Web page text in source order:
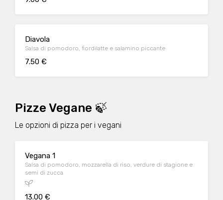
Diavola
Salsa di pomodoro, fiordilatte e salamino piccante
7.50 €
Pizze Vegane 🍃
Le opzioni di pizza per i vegani
Vegana 1
Salsa di pomodoro, mozzarella di riso, verdure di stagione e
semi di zucca
13.00 €